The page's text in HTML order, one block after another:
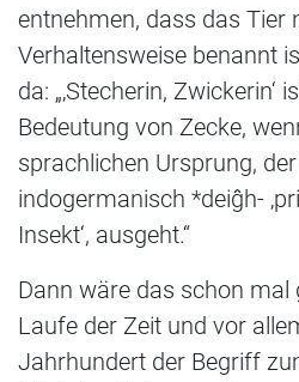
entnehmen, dass das Tier
Verhaltensweise benannt
da: „‚Stecherin, Zwickerin‘
Bedeutung von Zecke,
sprachlichen Ursprung,
indogermanisch *deiĝh-
Insekt‘, ausgeht.“
Dann wäre das schon mal
Laufe der Zeit und vor
Jahrhundert der Begriff